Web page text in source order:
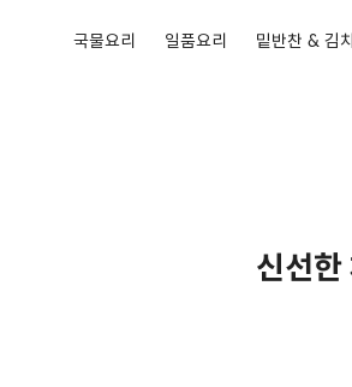
국물요리 일품요리 밑반찬 & 김치
신선한